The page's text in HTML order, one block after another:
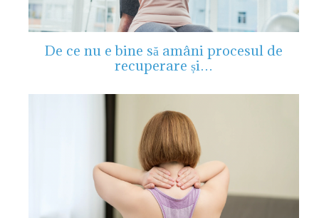
De ce nu e bine să amâni procesul de
recuperare și…